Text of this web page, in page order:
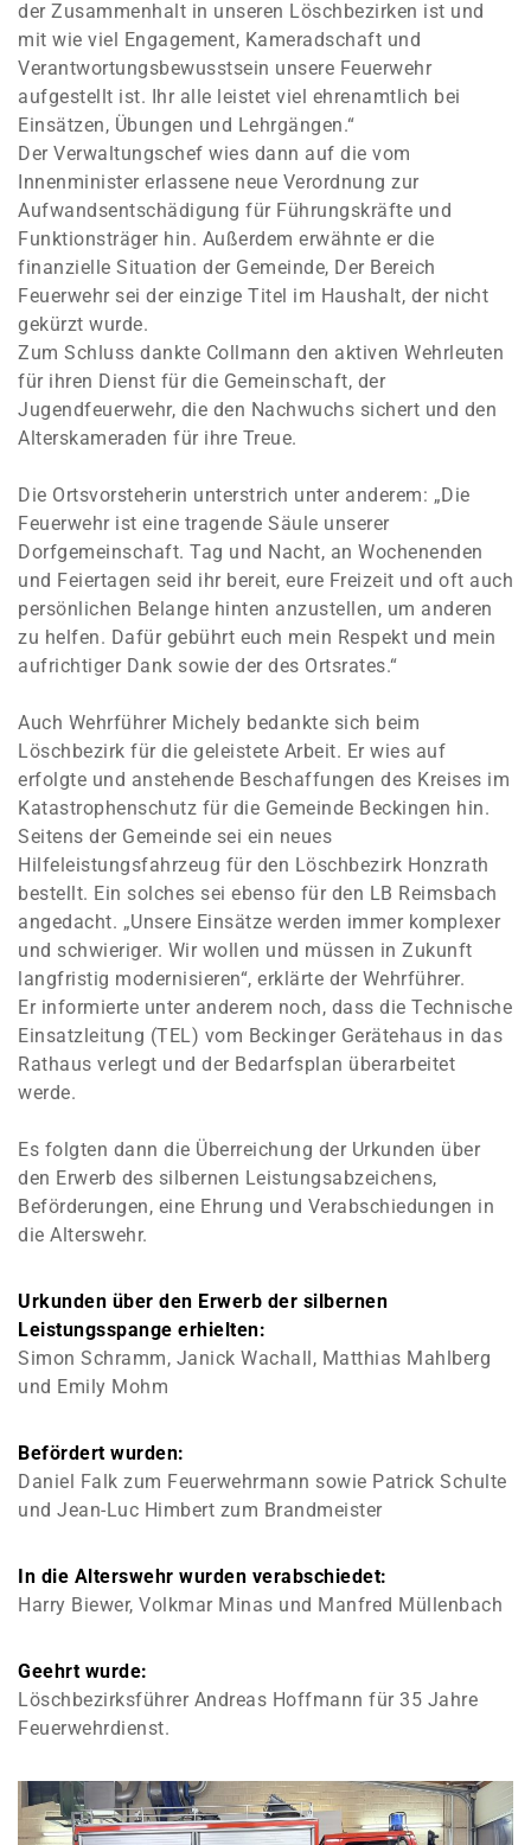
der Zusammenhalt in unseren Löschbezirken ist und
mit wie viel Engagement, Kameradschaft und
Verantwortungsbewusstsein unsere Feuerwehr
aufgestellt ist. Ihr alle leistet viel ehrenamtlich bei
Einsätzen, Übungen und Lehrgängen.“
Der Verwaltungschef wies dann auf die vom
Innenminister erlassene neue Verordnung zur
Aufwandsentschädigung für Führungskräfte und
Funktionsträger hin. Außerdem erwähnte er die
finanzielle Situation der Gemeinde, Der Bereich
Feuerwehr sei der einzige Titel im Haushalt, der nicht
gekürzt wurde.
Zum Schluss dankte Collmann den aktiven Wehrleuten
für ihren Dienst für die Gemeinschaft, der
Jugendfeuerwehr, die den Nachwuchs sichert und den
Alterskameraden für ihre Treue.
Die Ortsvorsteherin unterstrich unter anderem: „Die
Feuerwehr ist eine tragende Säule unserer
Dorfgemeinschaft. Tag und Nacht, an Wochenenden
und Feiertagen seid ihr bereit, eure Freizeit und oft auch
persönlichen Belange hinten anzustellen, um anderen
zu helfen. Dafür gebührt euch mein Respekt und mein
aufrichtiger Dank sowie der des Ortsrates.“
Auch Wehrführer Michely bedankte sich beim
Löschbezirk für die geleistete Arbeit. Er wies auf
erfolgte und anstehende Beschaffungen des Kreises im
Katastrophenschutz für die Gemeinde Beckingen hin.
Seitens der Gemeinde sei ein neues
Hilfeleistungsfahrzeug für den Löschbezirk Honzrath
bestellt. Ein solches sei ebenso für den LB Reimsbach
angedacht. „Unsere Einsätze werden immer komplexer
und schwieriger. Wir wollen und müssen in Zukunft
langfristig modernisieren“, erklärte der Wehrführer.
Er informierte unter anderem noch, dass die Technische
Einsatzleitung (TEL) vom Beckinger Gerätehaus in das
Rathaus verlegt und der Bedarfsplan überarbeitet
werde.
Es folgten dann die Überreichung der Urkunden über
den Erwerb des silbernen Leistungsabzeichens,
Beförderungen, eine Ehrung und Verabschiedungen in
die Alterswehr.
Urkunden über den Erwerb der silbernen
Leistungsspange erhielten:
Simon Schramm, Janick Wachall, Matthias Mahlberg
und Emily Mohm
Befördert wurden:
Daniel Falk zum Feuerwehrmann sowie Patrick Schulte
und Jean-Luc Himbert zum Brandmeister
In die Alterswehr wurden verabschiedet:
Harry Biewer, Volkmar Minas und Manfred Müllenbach
Geehrt wurde:
Löschbezirksführer Andreas Hoffmann für 35 Jahre
Feuerwehrdienst.